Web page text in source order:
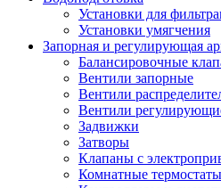
Установки для
Установки умягчения
Запорная и регулирующая
Балансировочные
Вентили запорные
Вентили
Вентили
Задвижки
Затворы
Клапаны с
Комнатные термостаты